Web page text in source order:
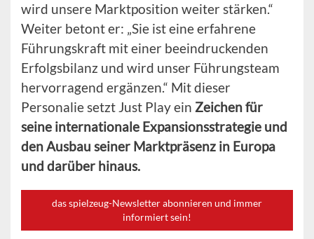
wird unsere Marktposition weiter stärken.“
Weiter betont er: „Sie ist eine erfahrene
Führungskraft mit einer beeindruckenden
Erfolgsbilanz und wird unser Führungsteam
hervorragend ergänzen.“ Mit dieser
Personalie setzt Just Play ein Zeichen für
seine internationale Expansionsstrategie und
den Ausbau seiner Marktpräsenz in Europa
und darüber hinaus.
das spielzeug-Newsletter abonnieren und immer
informiert sein!